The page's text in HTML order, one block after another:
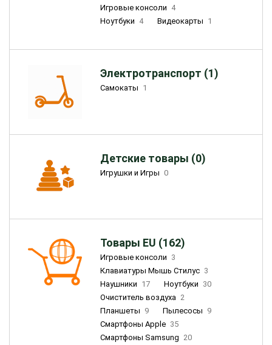
Игровые консоли 4
Ноутбуки 4 Видеокарты 1
Электротранспорт (1)
Самокаты 1
Детские товары (0)
Игрушки и Игры 0
Товары EU (162)
Игровые консоли 3
Клавиатуры Мышь Стилус 3
Наушники 17 Ноутбуки 30
Очиститель воздуха 2
Планшеты 9 Пылесосы 9
Смартфоны Apple 35
Смартфоны Samsung 20